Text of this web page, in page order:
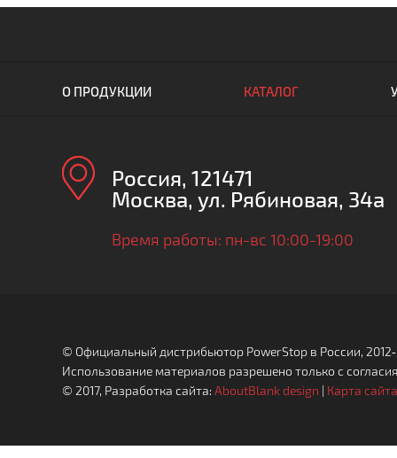
О ПРОДУКЦИИ КАТАЛОГ
Россия, 121471
Москва, ул. Рябиновая, 34а
Время работы: пн-вс 10:00-19:00
© Официальный дистрибьютор PowerStop в России,
Использование материалов разрешено только с
© 2017, Разработка сайта: AboutBlank design | Карта сайта